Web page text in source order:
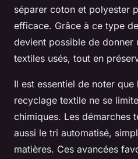
séparer coton et polyester
efficace. Grâce à ce type de
devient possible de donner
textiles usés, tout en
Il est essentiel de noter que
recyclage textile ne se
chimiques. Les démarches
aussi le tri automatisé,
matières. Ces avancées